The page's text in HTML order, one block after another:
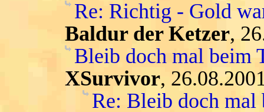
Re: Richtig - Gold
Baldur der Ketzer,
Bleib doch mal beim
XSurvivor,
Re: Bleib doch mal